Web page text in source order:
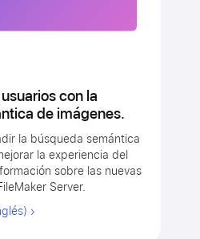
con la
de imágenes.
la búsqueda semántica
la experiencia del
sobre las nuevas
Server.